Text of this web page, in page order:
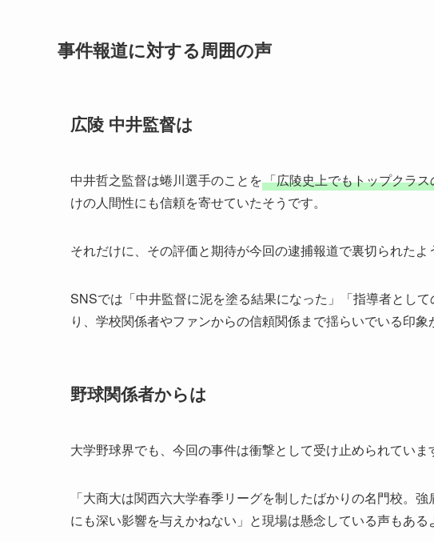
事件報道に対する周囲の声
広陵 中井監督は
中井哲之監督は蜷川選手のことを「広陵史上でもトップクラ
けの人間性にも信頼を寄せていたそうです。
それだけに、その評価と期待が今回の逮捕報道で裏切られたよ
SNSでは「中井監督に泥を塗る結果になった」「指導者とし
り、学校関係者やファンからの信頼関係まで揺らいでいる印象
野球関係者からは
大学野球界でも、今回の事件は衝撃として受け止められていま
「大商大は関西六大学春季リーグを制したばかりの名門校。
にも深い影響を与えかねない」と現場は懸念している声もある